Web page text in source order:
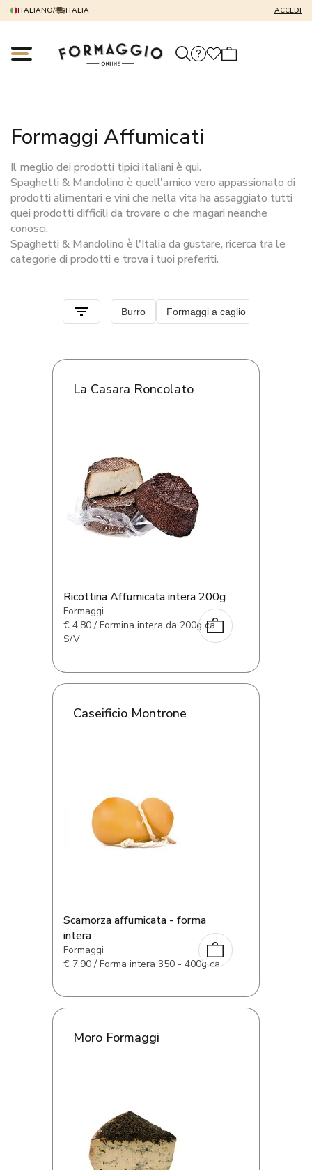
ITALIANO/ ITALIA ACCEDI
Formaggi Affumicati
Il meglio dei prodotti tipici italiani è qui.
Spaghetti & Mandolino è quell'amico vero appassionato di
prodotti alimentari e vini che nella vita ha assaggiato tutti
quei prodotti difficili da trovare o che magari neanche
conosci.
Spaghetti & Mandolino è l'Italia da gustare, ricerca tra le
categorie di prodotti e trova i tuoi preferiti.
La Casara Roncolato
Ricottina Affumicata intera 200g
Formaggi
€ 4,80 / Formina intera da 200g ca.
S/V
Caseificio Montrone
Scamorza affumicata - forma
intera
Formaggi
€ 7,90 / Forma intera 350 - 400g ca.
Moro Formaggi